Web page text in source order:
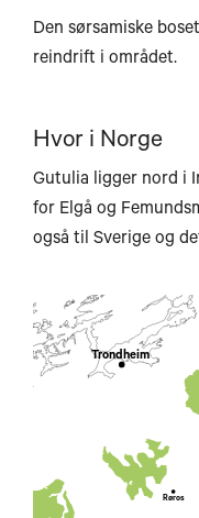
Den sørsamiske
reindrift i området.
Hvor i Norge
Gutulia ligger nord i
for Elgå og
også til Sverige og
Trondheim
Røros